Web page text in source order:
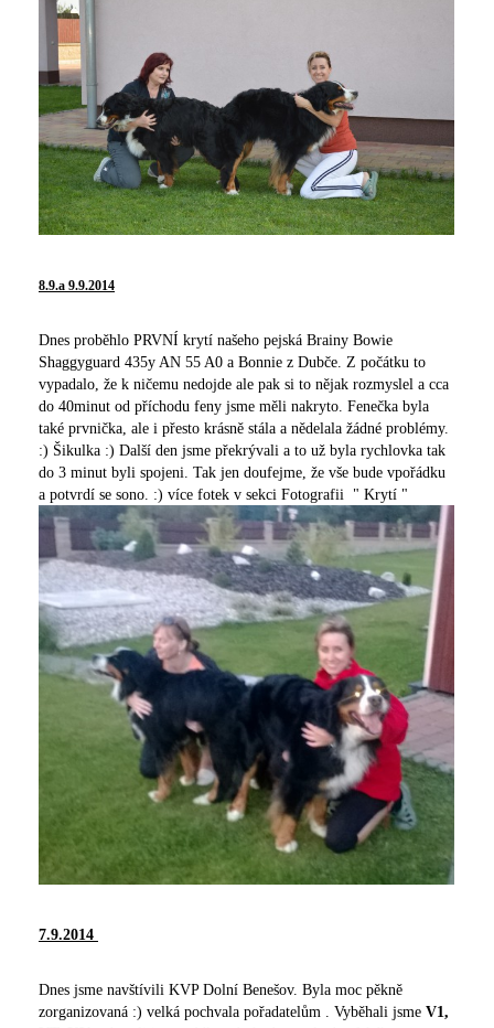
8.9.a 9.9.2014
Dnes proběhlo PRVNÍ krytí našeho pejská Brainy Bowie
Shaggyguard 435y AN 55 A0 a Bonnie z Dubče. Z počátku to
vypadalo, že k ničemu nedojde ale pak si to nějak rozmyslel a cca
do 40minut od příchodu feny jsme měli nakryto. Fenečka byla
také prvnička, ale i přesto krásně stála a nědelala žádné problémy.
:) Šikulka :) Další den jsme překrývali a to už byla rychlovka tak
do 3 minut byli spojeni. Tak jen doufejme, že vše bude vpořádku
a potvrdí se sono. :) více fotek v sekci Fotografii " Krytí "
7.9.2014
Dnes jsme navštívili KVP Dolní Benešov. Byla moc pěkně
zorganizovaná :) velká pochvala pořadatelům . Vyběhali jsme V1,